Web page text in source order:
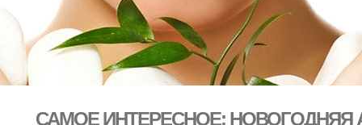
САМОЕ ИНТЕРЕСНОЕ: